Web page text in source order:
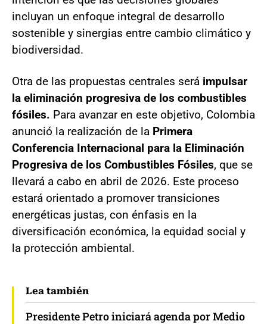
incluyan un enfoque integral de desarrollo
sostenible y sinergias entre cambio climático y
biodiversidad.
Otra de las propuestas centrales será impulsar
la eliminación progresiva de los combustibles
fósiles. Para avanzar en este objetivo, Colombia
anunció la realización de la Primera
Conferencia Internacional para la Eliminación
Progresiva de los Combustibles Fósiles, que se
llevará a cabo en abril de 2026. Este proceso
estará orientado a promover transiciones
energéticas justas, con énfasis en la
diversificación económica, la equidad social y
la protección ambiental.
Lea también
Presidente Petro iniciará agenda por Medio